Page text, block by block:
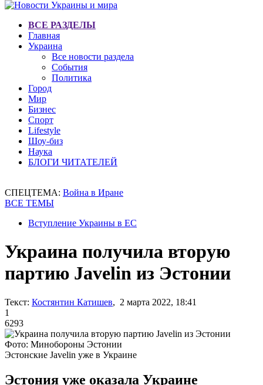
ВСЕ РАЗДЕЛЫ
Главная
Украина
Все новости раздела
События
Политика
Город
Мир
Бизнес
Спорт
Lifestyle
Шоу-биз
Наука
БЛОГИ ЧИТАТЕЛЕЙ
СПЕЦТЕМА: Война в Иране
ВСЕ ТЕМЫ
Вступление Украины в ЕС
Украина получила вторую
партию Javelin из Эстонии
Текст: Костянтин Катишев, 2 марта 2022, 18:41
1
6293
Фото: Минобороны Эстонии
Эстонские Javelin уже в Украине
Эстония уже оказала Украине